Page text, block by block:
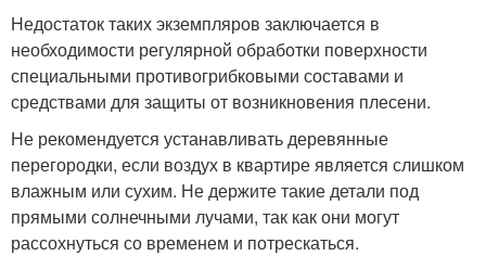
Недостаток таких экземпляров заключается в
необходимости регулярной обработки поверхности
специальными противогрибковыми составами и
средствами для защиты от возникновения плесени.
Не рекомендуется устанавливать деревянные
перегородки, если воздух в квартире является слишком
влажным или сухим. Не держите такие детали под
прямыми солнечными лучами, так как они могут
рассохнуться со временем и потрескаться.